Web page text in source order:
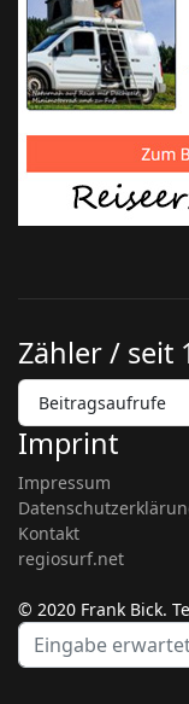
Zähler / seit
Beitragsaufrufe
Imprint
Impressum
Kontakt
regiosurf.net
© 2020 Frank Bick.